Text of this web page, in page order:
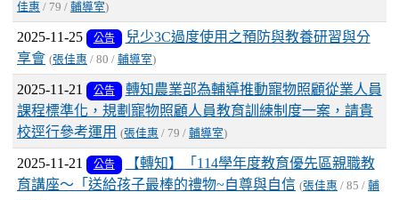
佳惠 / 79 / 輔導室)
2025-11-25 公告
兒少3C過度使用之預防與教養研習與分
享會 (張佳惠 / 80 / 輔導室)
2025-11-21 公告
轉知農業部為輔導推動寵物照顧從業人員
課程標準化，規劃寵物照顧人員教育訓練制度一案，請貴
校逕行參考運用 (張佳惠 / 79 / 輔導室)
2025-11-21 公告
【轉知】「114學年度教育優先區親職教
育講座～「送給孩子最棒的禮物~自尊與自信 (張佳惠 / 85 / 輔